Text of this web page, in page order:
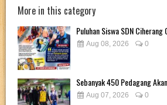
More in this category
Puluhan Siswa SDN Ciherang
Aug 08, 2026 0
Sebanyak 450 Pedagang
Aug 07, 2026 0